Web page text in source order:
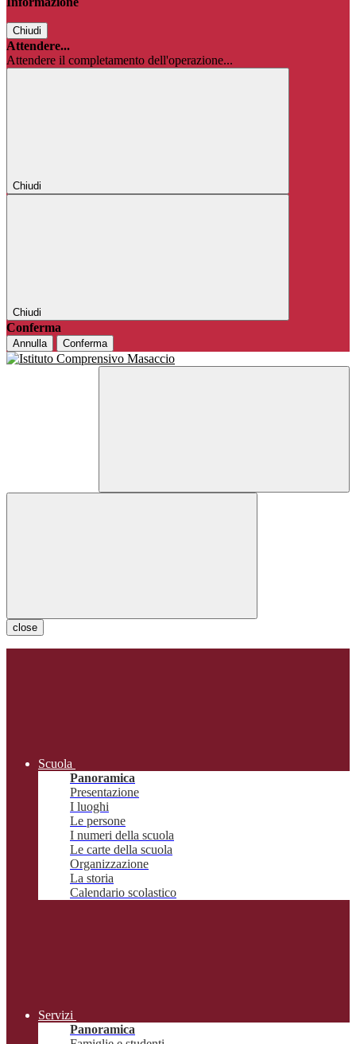
Chiudi
Attendere...
Attendere il completamento dell'operazione...
Chiudi
Chiudi
Conferma
Annulla Conferma
close
Scuola
Panoramica
Presentazione
I luoghi
Le persone
I numeri della scuola
Le carte della scuola
Organizzazione
La storia
Calendario scolastico
Servizi
Panoramica